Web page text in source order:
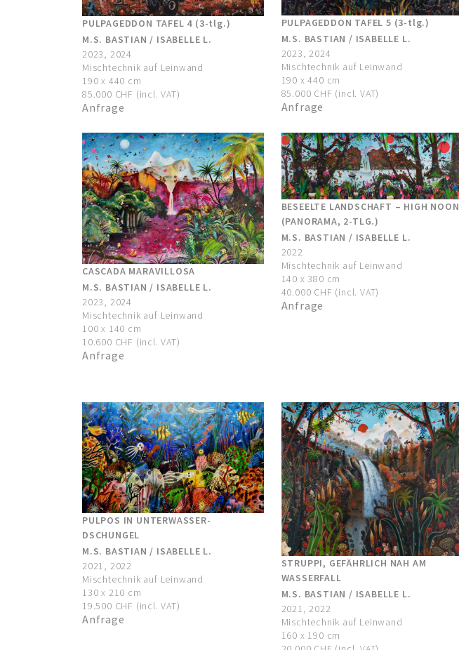
PULPAGEDDON TAFEL 4 (3-tlg.)
M.S. BASTIAN / ISABELLE L.
2023, 2024
Mischtechnik auf Leinwand
190 x 440 cm
85.000 CHF (incl. VAT)
Anfrage
PULPAGEDDON TAFEL 5 (3-tlg.)
M.S. BASTIAN / ISABELLE L.
2023, 2024
Mischtechnik auf Leinwand
190 x 440 cm
85.000 CHF (incl. VAT)
Anfrage
CASCADA MARAVILLOSA
M.S. BASTIAN / ISABELLE L.
2023, 2024
Mischtechnik auf Leinwand
100 x 140 cm
10.600 CHF (incl. VAT)
Anfrage
BESEELTE LANDSCHAFT – HIGH NOON
(PANORAMA, 2-TLG.)
M.S. BASTIAN / ISABELLE L.
2022
Mischtechnik auf Leinwand
140 x 380 cm
40.000 CHF (incl. VAT)
Anfrage
PULPOS IN UNTERWASSER-
DSCHUNGEL
M.S. BASTIAN / ISABELLE L.
2021, 2022
Mischtechnik auf Leinwand
130 x 210 cm
19.500 CHF (incl. VAT)
Anfrage
STRUPPI, GEFÄHRLICH NAH AM
WASSERFALL
M.S. BASTIAN / ISABELLE L.
2021, 2022
Mischtechnik auf Leinwand
160 x 190 cm